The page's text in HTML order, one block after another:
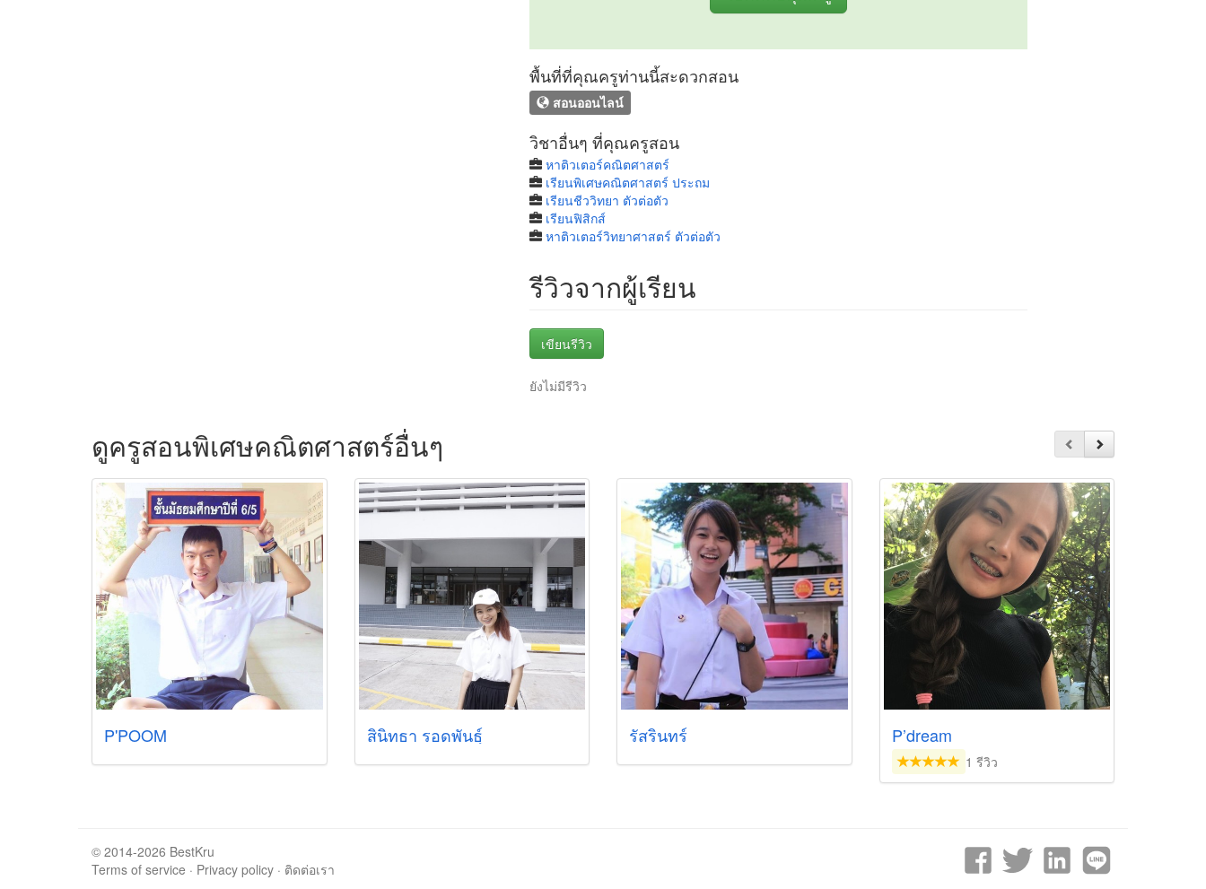
พื้นที่ที่คุณครูท่านนี้สะดวกสอน
สอนออนไลน์
วิชาอื่นๆ ที่คุณครูสอน
หาติวเตอร์คณิตศาสตร์
เรียนพิเศษคณิตศาสตร์ ประถม
เรียนชีววิทยา ตัวต่อตัว
เรียนฟิสิกส์
หาติวเตอร์วิทยาศาสตร์ ตัวต่อตัว
รีวิวจากผู้เรียน
เขียนรีวิว
ยังไม่มีรีวิว
ดูครูสอนพิเศษคณิตศาสตร์อื่นๆ
P'POOM สินิทธา รอดพันธุ์ รัสรินทร์ P’dream
1 รีวิว
© 2014-2026 BestKru
Terms of service · Privacy policy · ติดต่อเรา